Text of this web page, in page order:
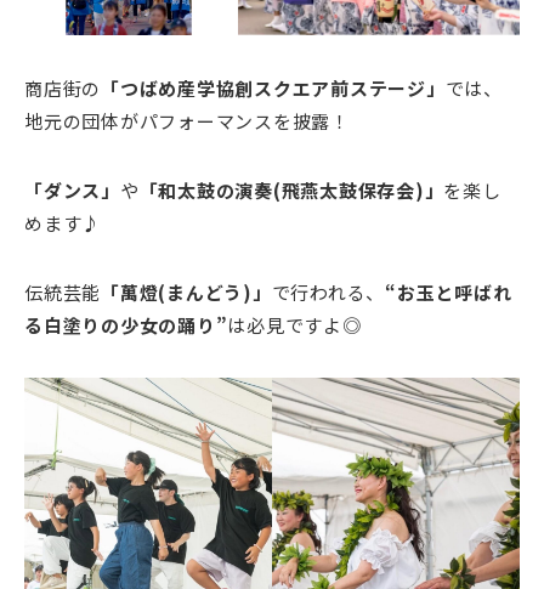
商店街の 「つばめ産学協創スクエア前ステージ」 では、
地元の団体がパフォーマンスを披露！
「ダンス」 や 「和太鼓の演奏(飛燕太鼓保存会)」 を楽し
めます♪
伝統芸能 「萬燈(まんどう)」 で行われる、 “お玉と呼ばれ
る白塗りの少女の踊り”は必見ですよ◎